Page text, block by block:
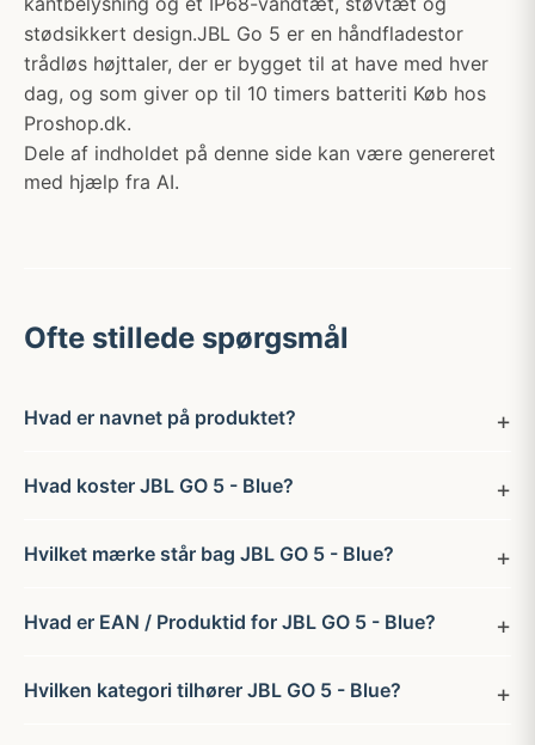
stødsikkert design.JBL Go 5 er en håndfladestor
trådløs højttaler, der er bygget til at have med hver
dag, og som giver op til 10 timers batteriti Køb hos
Proshop.dk.
Dele af indholdet på denne side kan være genereret
med hjælp fra AI.
Ofte stillede spørgsmål
Hvad er navnet på produktet?
Hvad koster JBL GO 5 - Blue?
Hvilket mærke står bag JBL GO 5 - Blue?
Hvad er EAN / Produktid for JBL GO 5 - Blue?
Hvilken kategori tilhører JBL GO 5 - Blue?